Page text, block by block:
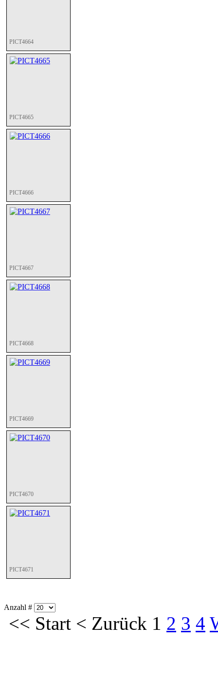
PICT4664
PICT4665
PICT4666
PICT4667
PICT4668
PICT4669
PICT4670
PICT4671
Anzahl #
<< Start < Zurück 1 2 3 4